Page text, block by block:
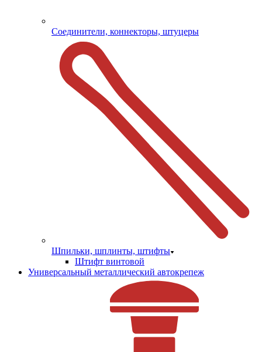
Соединители, коннекторы, штуцеры
Шпильки, шплинты, штифты
Штифт винтовой
Универсальный металлический автокрепеж